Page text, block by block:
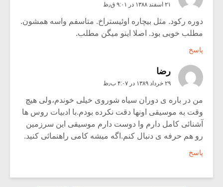
۲۱ اسفند ۱۳۸۸ در ۹:۰۱ ق٫ظ
دوره رکود. مثل بیچاره اوئیستراخ. متاسفم واسه همشون.
مطلب خوبی بود. اصلا اینو میگن مطلب.
پاسخ
رضا
۲۹ خرداد ۱۳۸۹ در ۴:۰۷ ب٫ظ
من در باره ی دوران سیاه شوروی خیلی خوندم،ولی هیچ
وقت به موسیقی اونها دقت نکرده بودم.با ادبیات روس ها
آشنائی کامل دارم وا دوست دارم موسیقی این سرزمین
رو هم حرفه ی دنبال کنم.اگه میشه کامی راهنمائی کنید.
پاسخ